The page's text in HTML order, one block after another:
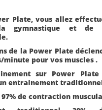
Plate, vous allez
gymnastique et de
de la Power Plate
pour vos muscles .
sur Power
entrainement
de contraction